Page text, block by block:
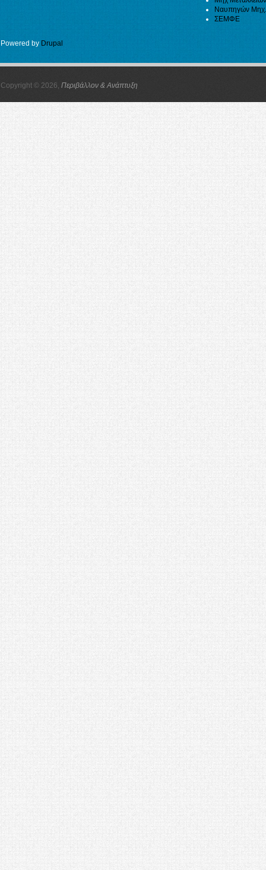
Ναυπηγών Μηχ.
ΣΕΜΦΕ
Powered by Drupal
Copyright © 2026, Περιβάλλον & Ανάπτυξη